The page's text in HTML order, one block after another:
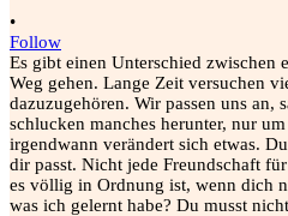
•
Follow
Es gibt einen Unterschied zwischen
Weg gehen. Lange Zeit versuchen
dazuzugehören. Wir passen uns an,
schlucken manches herunter, nur
irgendwann verändert sich etwas.
dir passt. Nicht jede Freundschaft
es völlig in Ordnung ist, wenn dich
was ich gelernt habe? Du musst